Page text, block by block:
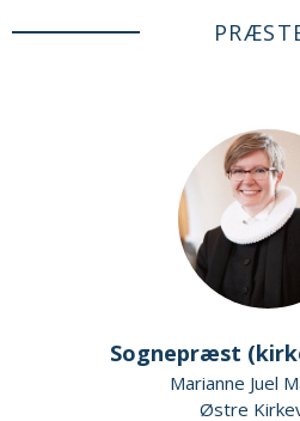
Sognepræst
Marianne Juel
Østre